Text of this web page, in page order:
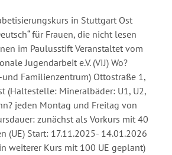
in Stuttgart Ost
für Frauen, die nicht lesen
im Paulusstift Veranstaltet vom
Jugendarbeit e.V. (VIJ) Wo?
Familienzentrum) Ottostraße 1,
(Haltestelle: Mineralbäder: U1, U2,
jeden Montag und Freitag von
zunächst als Vorkurs mit 40
(UE) Start: 17.11.2025- 14.01.2026
weiterer Kurs mit 100 UE geplant)